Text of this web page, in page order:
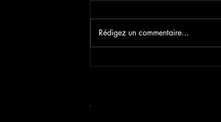
'Left Behind', le nouveau titre de
Rédigez un commentaire...